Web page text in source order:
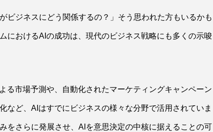
ビジネスにどう関係するの？」そう思われた方もいるかも
におけるAIの成功は、現代のビジネス戦略にも多くの示唆
る市場予測や、自動化されたマーケティングキャンペーン
など、AIはすでにビジネスの様々な分野で活用されていま
をさらに発展させ、AIを意思決定の中核に据えることの可